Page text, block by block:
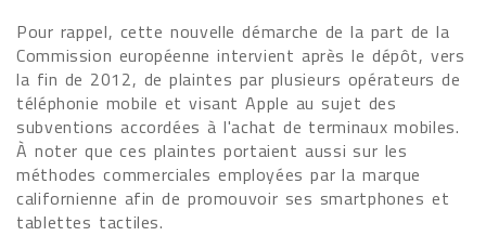
Pour rappel, cette nouvelle démarche de la part de la
Commission européenne intervient après le dépôt, vers
la fin de 2012, de plaintes par plusieurs opérateurs de
téléphonie mobile et visant Apple au sujet des
subventions accordées à l'achat de terminaux mobiles.
À noter que ces plaintes portaient aussi sur les
méthodes commerciales employées par la marque
californienne afin de promouvoir ses smartphones et
tablettes tactiles.